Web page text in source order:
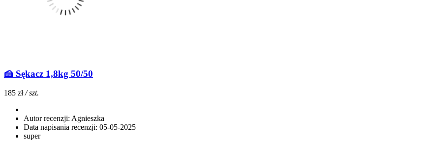
🍰 Sękacz 1,8kg 50/50
185 zł / szt.
Autor recenzji: Agnieszka
Data napisania recenzji: 05-05-2025
super